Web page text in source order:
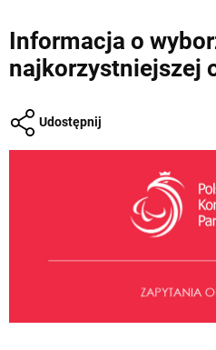
Informacja o
najkorzystniejszej
Udostępnij